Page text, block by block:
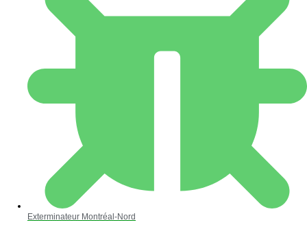
Exterminateur Montréal-Nord